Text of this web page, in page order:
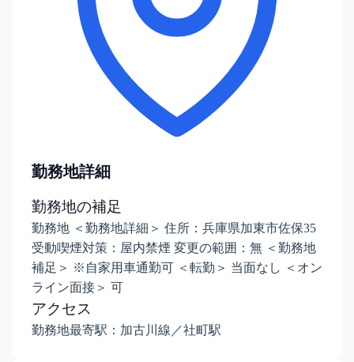
勤務地詳細
勤務地の補足
勤務地 ＜勤務地詳細＞ 住所：兵庫県加東市佐保35
受動喫煙対策：屋内禁煙 変更の範囲：無 ＜勤務地
補足＞ ※自家用車通勤可 ＜転勤＞ 当面なし ＜オン
ライン面接＞ 可
アクセス
勤務地最寄駅：加古川線／社町駅